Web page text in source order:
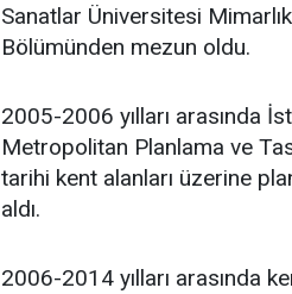
Sanatlar Üniversitesi
Bölümünden mezun oldu.
2005-2006 yılları arasında
Metropolitan Planlama ve
tarihi kent alanları üzerine
aldı.
2006-2014 yılları arasında